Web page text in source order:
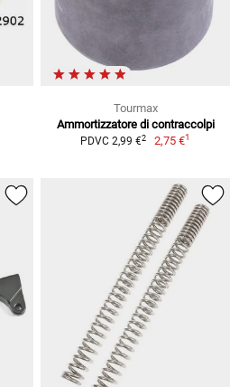
Tourmax
Ammortizzatore di contraccolpi
PDVC 2,99 €2 2,75 €1